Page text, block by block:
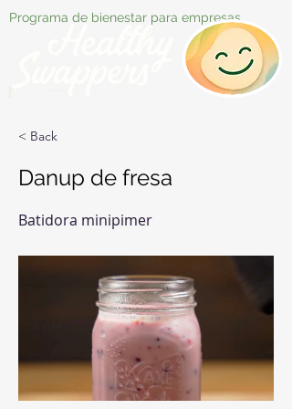
Programa de bienestar para empresas
< Back
Danup de fresa
Batidora minipimer